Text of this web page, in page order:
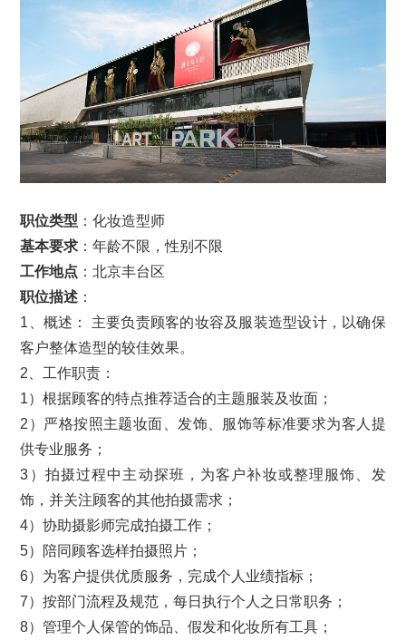
职位类型 ：化妆造型师
基本要求 ：年龄不限，性别不限
工作地点 ：北京丰台区
职位描述 ：
1、概述： 主要负责顾客的妆容及服装造型设计，以确保
客户整体造型的较佳效果。
2、工作职责：
1）根据顾客的特点推荐适合的主题服装及‌‌妆面；
2）严格按照主题妆面、发饰、服饰等标准要求为客人提
供专业服务；
3）拍摄过程中主动探班，为客户补妆或整理服饰、发
饰，并关注顾客的其他拍摄需求；
4）协助摄影师完成拍摄工作；
5）陪同顾客选样拍摄照片；
6）为客户提供优质服务，完成个人业绩指标；
7）按部门流程及规范，每日执行个人之日常职务；
8）管理个人保管的饰品、假发和化妆所有工具；